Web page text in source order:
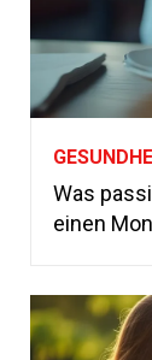
Was
einen